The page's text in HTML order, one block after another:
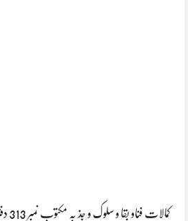
کمالات فناو بقا و سلوک و جذ بہ مکتوب نمبر 313 دفتر اول